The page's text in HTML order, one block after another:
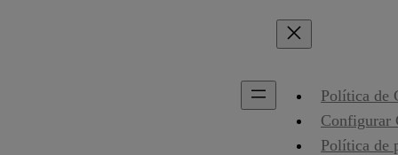
Política de
Configurar
Política de